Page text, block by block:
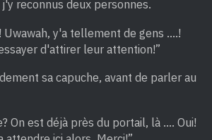
reconnus deux personnes.
Uwawah, y'a tellement de gens ….!
d'attirer leur attention!”
sa capuche, avant de parler au
On est déjà près du portail, là …. Oui!